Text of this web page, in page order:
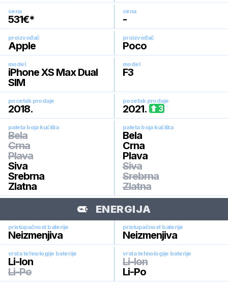
cena
531€*
cena
-
proizvođač
Apple
proizvođač
Poco
model
iPhone XS Max Dual
SIM
model
F3
pocetak prodaje
2018.
pocetak prodaje
2021. 3
paleta boja kućišta
Bela
Crna
Plava
Siva
Srebrna
Zlatna
paleta boja kućišta
Bela
Crna
Plava
Siva
Srebrna
Zlatna
ENERGIJA
pristupačnost baterije
Neizmenjiva
pristupačnost baterije
Neizmenjiva
vrsta tehnologije baterije
Li-Ion
Li-Po
vrsta tehnologije baterije
Li-Ion
Li-Po